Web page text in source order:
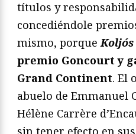
títulos y
concediéndole
mismo, porque Koljós
premio Goncourt y
Grand Continent. El
abuelo de Emmanuel
Hélène Carrère
sin tener efecto en